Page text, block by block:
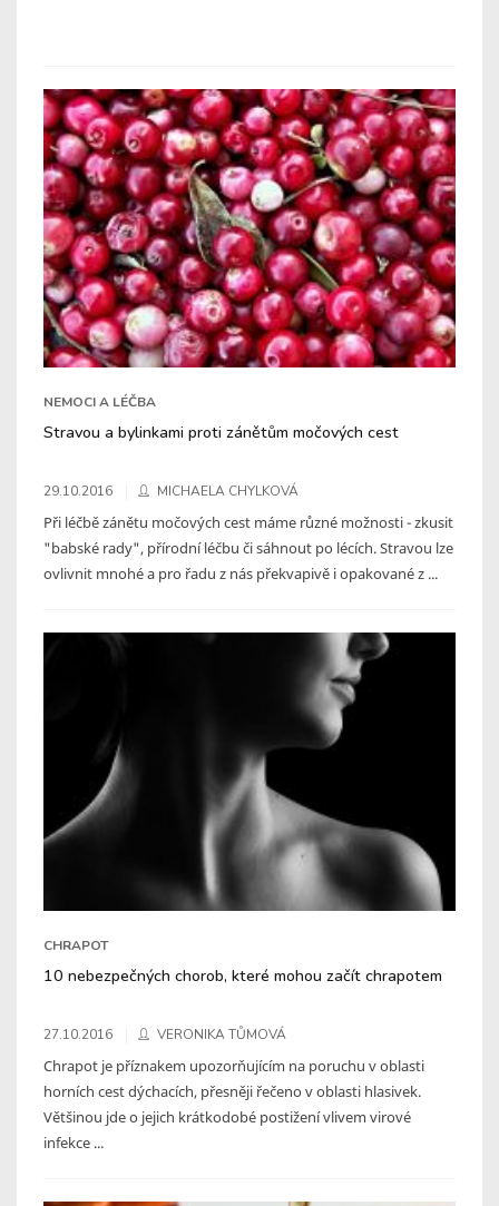
NEMOCI A LÉČBA
Stravou a bylinkami proti zánětům močových cest
29.10.2016 MICHAELA CHYLKOVÁ
Při léčbě zánětu močových cest máme různé možnosti - zkusit
"babské rady", přírodní léčbu či sáhnout po lécích. Stravou lze
ovlivnit mnohé a pro řadu z nás překvapivě i opakované z ...
CHRAPOT
10 nebezpečných chorob, které mohou začít chrapotem
27.10.2016 VERONIKA TŮMOVÁ
Chrapot je příznakem upozorňujícím na poruchu v oblasti
horních cest dýchacích, přesněji řečeno v oblasti hlasivek.
Většinou jde o jejich krátkodobé postižení vlivem virové
infekce ...